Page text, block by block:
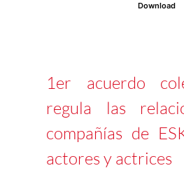
Download
1er acuerdo
regula las
compañías de
actores y actrices